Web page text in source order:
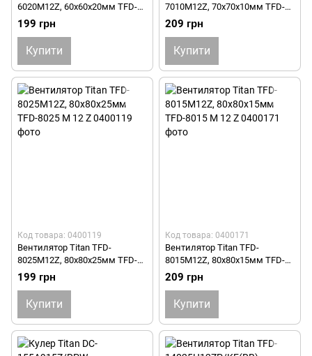
6020M12Z, 60х60х20мм TFD-
6020 M 12 Z
199 грн
Купити
7010M12Z, 70х70х10мм TFD-
7010 M 12 Z
209 грн
Купити
Код товара: 0400119
Вентилятор Titan TFD-
8025M12Z, 80х80х25мм TFD-
8025 M 12 Z
199 грн
Купити
Код товара: 0400171
Вентилятор Titan TFD-
8015M12Z, 80х80х15мм TFD-
8015 M 12 Z
209 грн
Купити